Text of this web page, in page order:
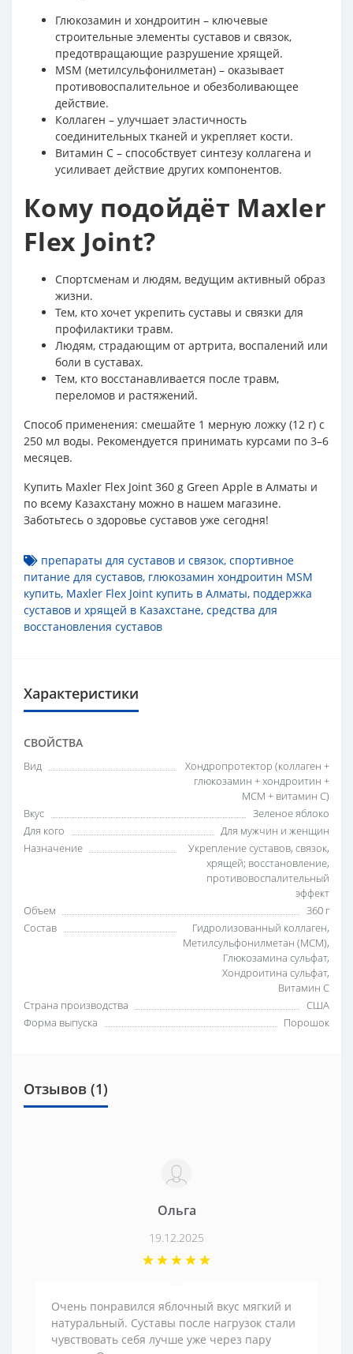
Глюкозамин и хондроитин – ключевые
строительные элементы суставов и связок,
предотвращающие разрушение хрящей.
MSM (метилсульфонилметан) – оказывает
противовоспалительное и обезболивающее
действие.
Коллаген – улучшает эластичность
соединительных тканей и укрепляет кости.
Витамин C – способствует синтезу коллагена и
усиливает действие других компонентов.
Кому подойдёт Maxler
Flex Joint?
Спортсменам и людям, ведущим активный образ
жизни.
Тем, кто хочет укрепить суставы и связки для
профилактики травм.
Людям, страдающим от артрита, воспалений или
боли в суставах.
Тем, кто восстанавливается после травм,
переломов и растяжений.
Способ применения: смешайте 1 мерную ложку (12 г) с
250 мл воды. Рекомендуется принимать курсами по 3–6
месяцев.
Купить Maxler Flex Joint 360 g Green Apple в Алматы и
по всему Казахстану можно в нашем магазине.
Заботьтесь о здоровье суставов уже сегодня!
препараты для суставов и связок, спортивное
питание для суставов, глюкозамин хондроитин MSM
купить, Maxler Flex Joint купить в Алматы, поддержка
суставов и хрящей в Казахстане, средства для
восстановления суставов
Характеристики
СВОЙСТВА
Вид
Хондропротектор (коллаген +
глюкозамин + хондроитин +
МСМ + витамин C)
Вкус
Зеленое яблоко
Для кого
Для мужчин и женщин
Назначение
Укрепление суставов, связок,
хрящей; восстановление,
противовоспалительный
эффект
Объем
360 г
Состав
Гидролизованный коллаген,
Метилсульфонилметан (МСМ),
Глюкозамина сульфат,
Хондроитина сульфат,
Витамин C
Страна производства
США
Форма выпуска
Порошок
Отзывов (1)
Ольга
19.12.2025
Очень понравился яблочный вкус мягкий и
натуральный. Суставы после нагрузок стали
чувствовать себя лучше уже через пару